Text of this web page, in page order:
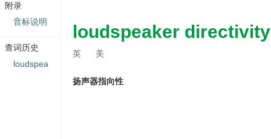
loudspeaker directivity
英 美
扬声器指向性
附录
音标说明
查词历史
loudspea